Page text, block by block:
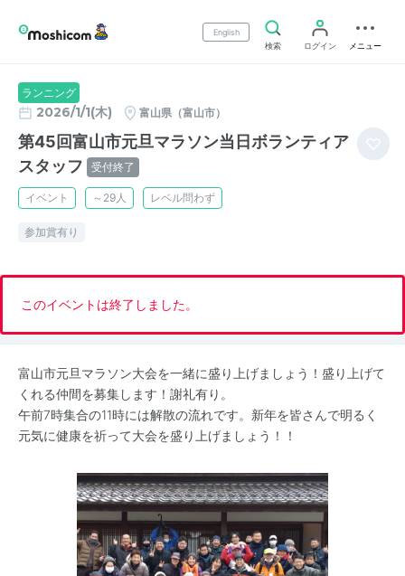
English
検索
ログイン メニュー
ランニング
2026/1/1(木) 富山県（富山市）
第45回富山市元旦マラソン当日ボランティア
スタッフ
受付終了
イベント ～29人 レベル問わず
参加賞有り
このイベントは終了しました。
富山市元旦マラソン大会を一緒に盛り上げましょう！盛り上げて
くれる仲間を募集します！謝礼有り。
午前7時集合の11時には解散の流れです。新年を皆さんで明るく
元気に健康を祈って大会を盛り上げましょう！！